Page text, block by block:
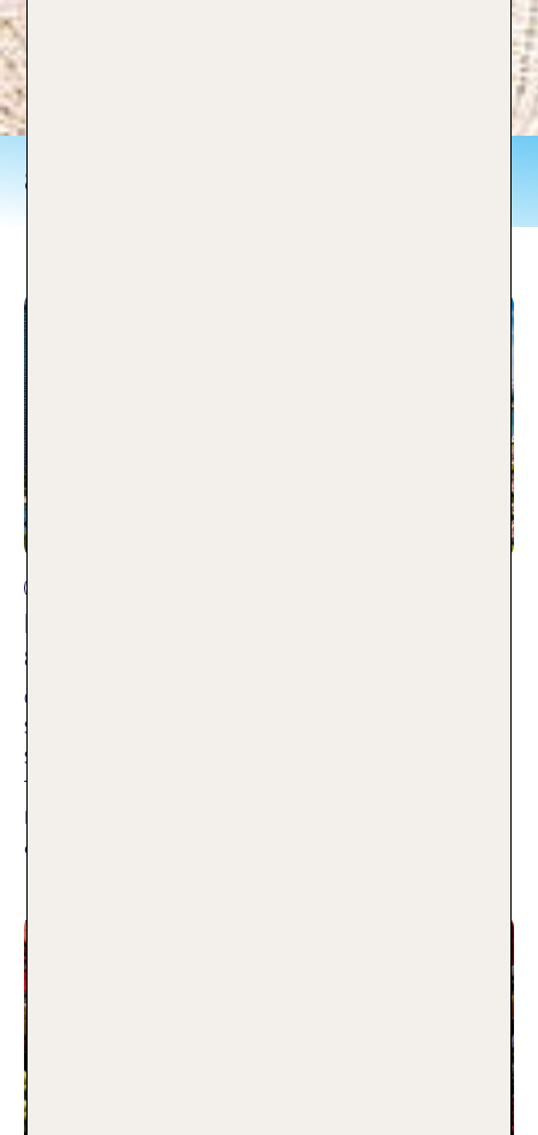
Südostasien
Die TOP 10 Sehenswürdigkeiten in
Singapur
06.11.2025
Singapur, die Stadt der Superlative – voller Kontraste,
Schönheit und magischer Momente. Entdecke mit mir die
TOP 10 Singapur Sehenswürdigkeiten inklusive Geheimtipps!
Die Orte, die mich am meisten beeindruckt haben und die
du auf keinen Fall verpassen solltest.